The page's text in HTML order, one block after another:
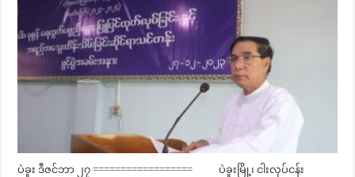
ပဲခူး ဒီဇင်ဘာ ၂၇ ================== ပဲခူးမြို့၊ ငါးလုပ်ငန်း